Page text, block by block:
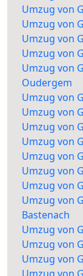
Umzug von
Umzug von
Umzug von
Umzug von
Umzug von
Oudergem
Umzug von
Umzug von
Umzug von
Umzug von
Umzug von
Umzug von
Umzug von
Umzug von
Bastenach
Umzug von
Umzug von
Umzug von